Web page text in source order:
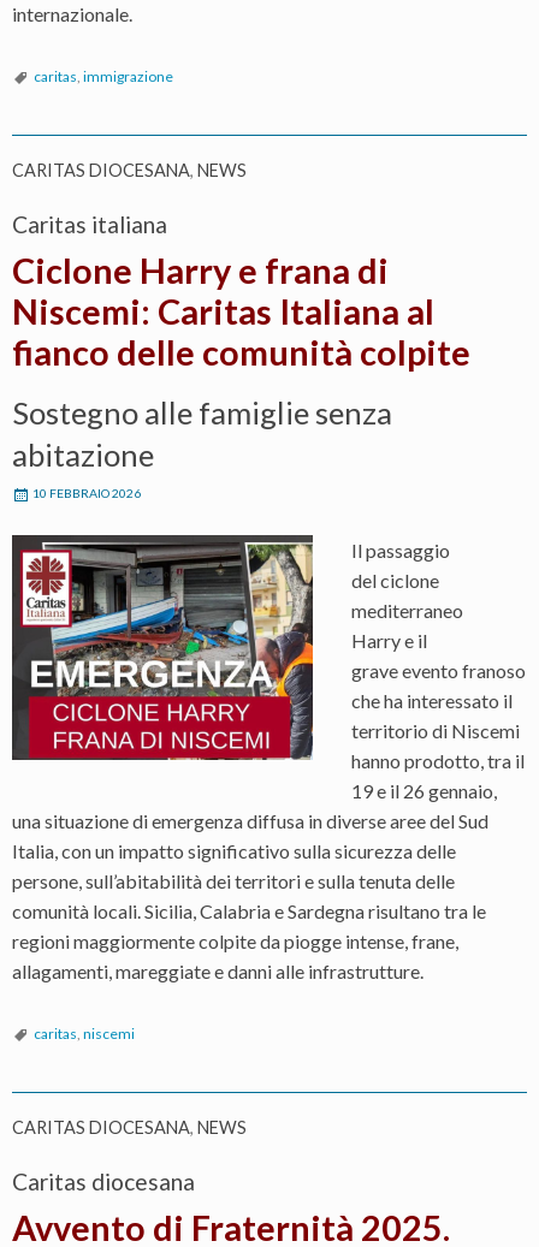
internazionale.
caritas immigrazione
CARITAS DIOCESANA, NEWS
Caritas italiana
Ciclone Harry e frana di
Niscemi: Caritas Italiana al
fianco delle comunità colpite
Sostegno alle famiglie senza
abitazione
10 FEBBRAIO 2026
Il passaggio
del ciclone
mediterraneo
Harry e il
grave evento franoso
che ha interessato il
territorio di Niscemi
hanno prodotto, tra il
19 e il 26 gennaio,
una situazione di emergenza diffusa in diverse aree del Sud
Italia, con un impatto significativo sulla sicurezza delle
persone, sull’abitabilità dei territori e sulla tenuta delle
comunità locali. Sicilia, Calabria e Sardegna risultano tra le
regioni maggiormente colpite da piogge intense, frane,
allagamenti, mareggiate e danni alle infrastrutture.
caritas niscemi
CARITAS DIOCESANA, NEWS
Caritas diocesana
Avvento di Fraternità 2025.